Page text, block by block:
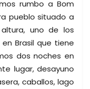
rumbo a Bom
pueblo situado a
uno de los
Brasil que tiene
dos noches en
lugar, desayuno
caballos, lago